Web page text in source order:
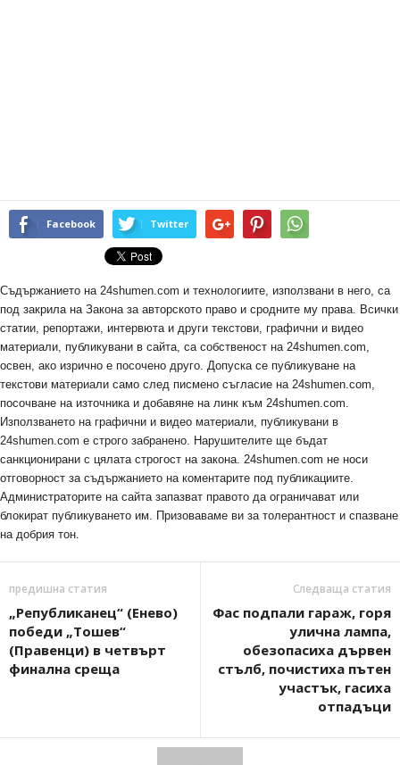
Facebook Twitter
Съдържанието на 24shumen.com и технологиите, използвани в него, са
под закрила на Закона за авторското право и сродните му права. Всички
статии, репортажи, интервюта и други текстови, графични и видео
материали, публикувани в сайта, са собственост на 24shumen.com,
освен, ако изрично е посочено друго. Допуска се публикуване на
текстови материали само след писмено съгласие на 24shumen.com,
посочване на източника и добавяне на линк към 24shumen.com.
Използването на графични и видео материали, публикувани в
24shumen.com е строго забранено. Нарушителите ще бъдат
санкционирани с цялата строгост на закона. 24shumen.com не носи
отговорност за съдържанието на коментарите под публикациите.
Администраторите на сайта запазват правото да ограничават или
блокират публикуването им. Призоваваме ви за толерантност и спазване
на добрия тон.
предишна статия
„Републиканец“ (Енево)
победи „Тошев“
(Правенци) в четвърт
финална среща
Следваща статия
Фас подпали гараж, горя
улична лампа,
обезопасиха дървен
стълб, почистиха пътен
участък, гасиха
отпадъци